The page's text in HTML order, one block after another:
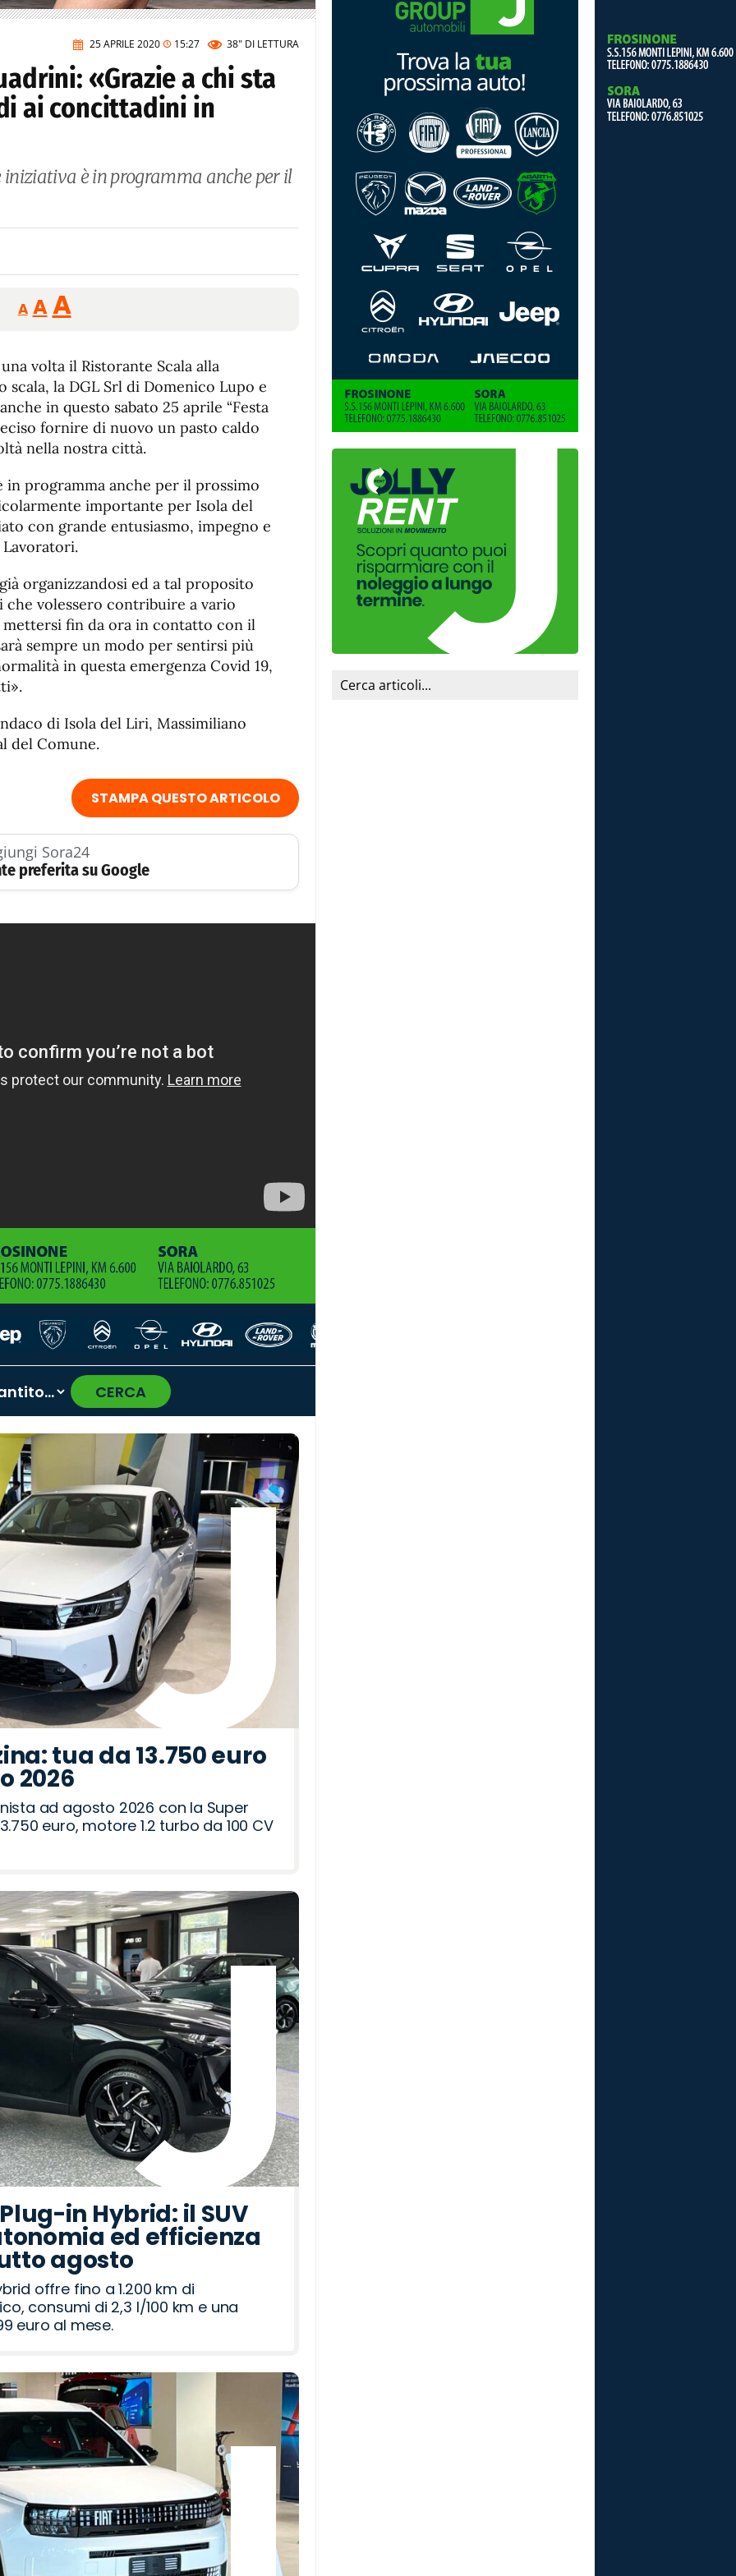
25 APRILE 2020 15:27 38" DI LETTURA
«Grazie a chi sta
ai concittadini in
iniziativa è in programma anche per il
A
Reducir
tamaño
A Restablecer
tamaño
de
fuente
AAumentar
de
fuente.
volta il Ristorante Scala alla
scala, la DGL Srl di Domenico Lupo e
in questo sabato 25 aprile “Festa
fornire di nuovo un pasto caldo
nella nostra città.
in programma anche per il prossimo
importante per Isola del
con grande entusiasmo, impegno e
organizzandosi ed a tal proposito
volessero contribuire a vario
fin da ora in contatto con il
sempre un modo per sentirsi più
in questa emergenza Covid 19,
di Isola del Liri, Massimiliano
del Comune.
STAMPA QUESTO ARTICOLO
Sora24
preferita su Google
CERCA
›
tua da 13.750 euro
2026
ad agosto 2026 con la Super
euro, motore 1.2 turbo da 100 CV
in Hybrid: il SUV
ed efficienza
agosto
offre fino a 1.200 km di
consumi di 2,3 l/100 km e una
euro al mese.